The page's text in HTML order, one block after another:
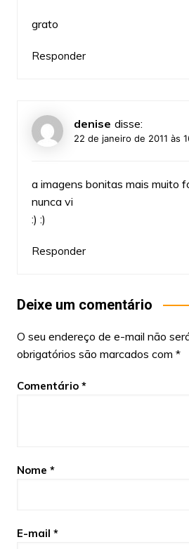
grato
Responder
denise disse:
22 de janeiro de 2011 às
a imagens bonitas mais muito
nunca vi
:) :)
Responder
Deixe um comentário
O seu endereço de e-mail não
obrigatórios são marcados com *
Comentário *
Nome *
E-mail *